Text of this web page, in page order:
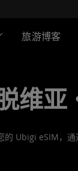
旅游博客
维亚
Ubigi eSIM，